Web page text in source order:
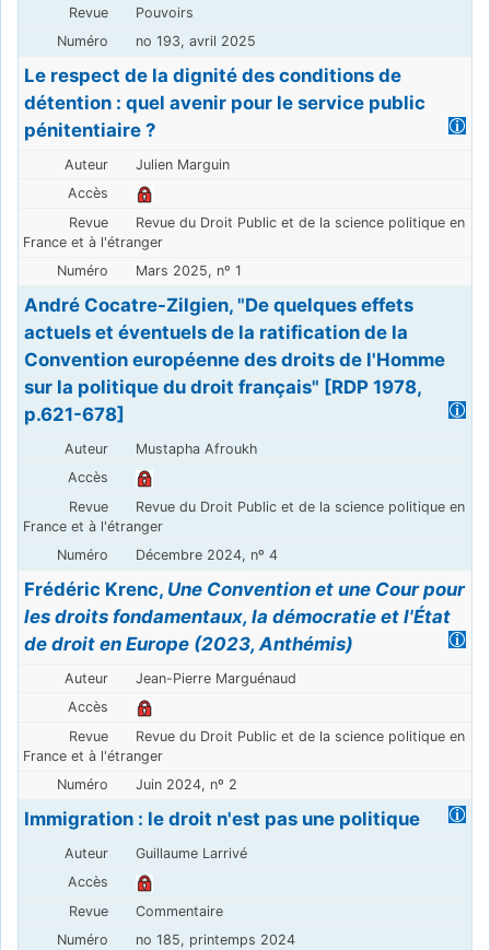
Pouvoirs
no 193, avril 2025
Le respect de la dignité des conditions de
détention : quel avenir pour le service public
pénitentiaire ?
Julien Marguin
Revue du Droit Public et de la science politique en
France et à l'étranger
Mars 2025, nº 1
André Cocatre-Zilgien, "De quelques effets
actuels et éventuels de la ratification de la
Convention européenne des droits de l'Homme
sur la politique du droit français" [RDP 1978,
p.621-678]
Mustapha Afroukh
Revue du Droit Public et de la science politique en
France et à l'étranger
Décembre 2024, nº 4
Frédéric Krenc, Une Convention et une Cour pour
les droits fondamentaux, la démocratie et l'État
de droit en Europe (2023, Anthémis)
Jean-Pierre Marguénaud
Revue du Droit Public et de la science politique en
France et à l'étranger
Juin 2024, nº 2
Immigration : le droit n'est pas une politique
Guillaume Larrivé
Commentaire
no 185, printemps 2024